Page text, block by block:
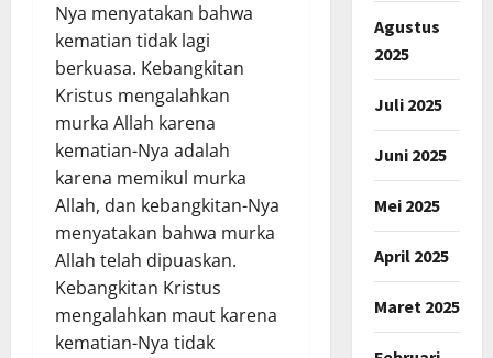
Nya menyatakan bahwa
kematian tidak lagi
berkuasa. Kebangkitan
Kristus mengalahkan
murka Allah karena
kematian-Nya adalah
karena memikul murka
Allah, dan kebangkitan-Nya
menyatakan bahwa murka
Allah telah dipuaskan.
Kebangkitan Kristus
mengalahkan maut karena
kematian-Nya tidak
Agustus
2025
Juli 2025
Juni 2025
Mei 2025
April 2025
Maret 2025